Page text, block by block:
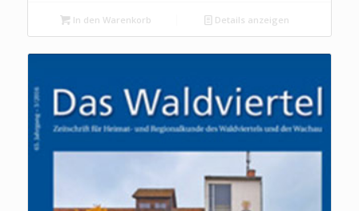
In den Warenkorb Details anzeigen